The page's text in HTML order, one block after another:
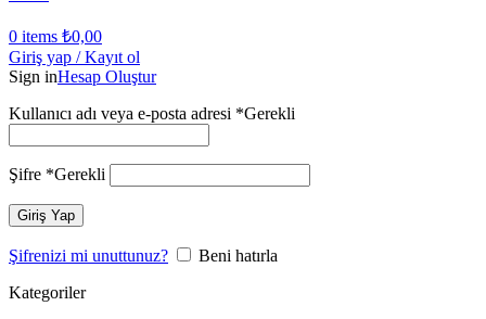
0 items ₺0,00
Giriş yap / Kayıt ol
Sign inHesap Oluştur
Kullanıcı adı veya e-posta adresi *Gerekli
Şifre *Gerekli
Giriş Yap
Şifrenizi mi unuttunuz?
Beni hatırla
Kategoriler